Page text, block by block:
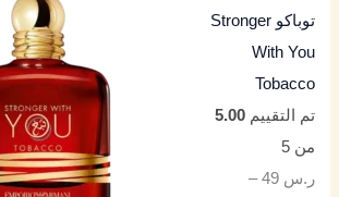
توباكو Stronger
With You
Tobacco
تم التقييم5.00
من 5
ر.س 49
–